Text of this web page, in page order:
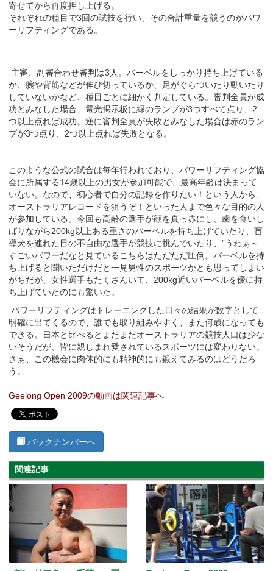
寄せてから再度押し上げる。
それぞれの種目で3回の試技を行い、その合計重量を競うのがパワ
ーリフティングである。
主審、副審合わせ審判は3人。バーベルをしっかり持ち上げている
か、腕や背筋などが伸び切っているか、足がぐらついたり動いたり
していないかなど、種目ごとに細かく判定している。審判全員が成
功とみなした場合、電光掲示板に緑のランプが3つすべて点り、2
つ以上点れば成功。逆に審判全員が失敗とみなした場合は赤のラン
プが3つ点り、2つ以上点れば失敗となる。
このような公式の試合は毎年行われており、パワーリフティング協
会に所属する14歳以上の男女が参加可能で、最高年齢は決まって
いない。なので、初心者で自分の記録を作りたい！という人から、
オーストラリアレコードを狙うぞ！といった人まで色々な目的の人
が参加している。今回も高齢の選手が顔を真っ赤にし、歯を食いし
ばりながら200kg以上ある重さのバーベルを持ち上げていたり、盲
導犬を連れた目の不自由な選手が競技に挑んでいたり、”うわぁ～
すごいパワーだなと見ているこちらはただただ圧倒。バーベルを持
ち上げると聞いただけだと一見男性のスポーツかとも思ってしまい
がちだが、女性選手もたくさんいて、200kg近いバーベルを優に持
ち上げていたのにも驚いた。
パワーリフティングはトレーニングした日々の結果が数字として
明確に出てくるので、誰でも取り組みやすく、また何歳になっても
できる。日本と比べるとまだまだオーストラリアの競技人口は少な
いそうだが、皆に親しまれ愛されているスポーツには変わりない。
さぁ、この機会に肉体的にも精神的にも鍛えてみるのはどうだろ
う。
Geelong Open 2009の動画は関連記事へ
バックナンバーへ
関連記事